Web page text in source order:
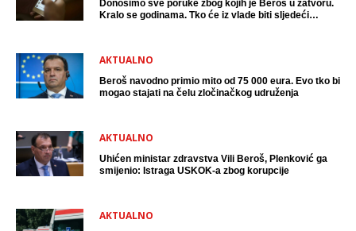
Donosimo sve poruke zbog kojih je Beroš u zatvoru.
Kralo se godinama. Tko će iz vlade biti sljedeći
AKTUALNO
Beroš navodno primio mito od 75 000 eura. Evo tko bi
mogao stajati na čelu zločinačkog udruženja
AKTUALNO
Uhićen ministar zdravstva Vili Beroš, Plenković ga
smijenio: Istraga USKOK-a zbog korupcije
AKTUALNO